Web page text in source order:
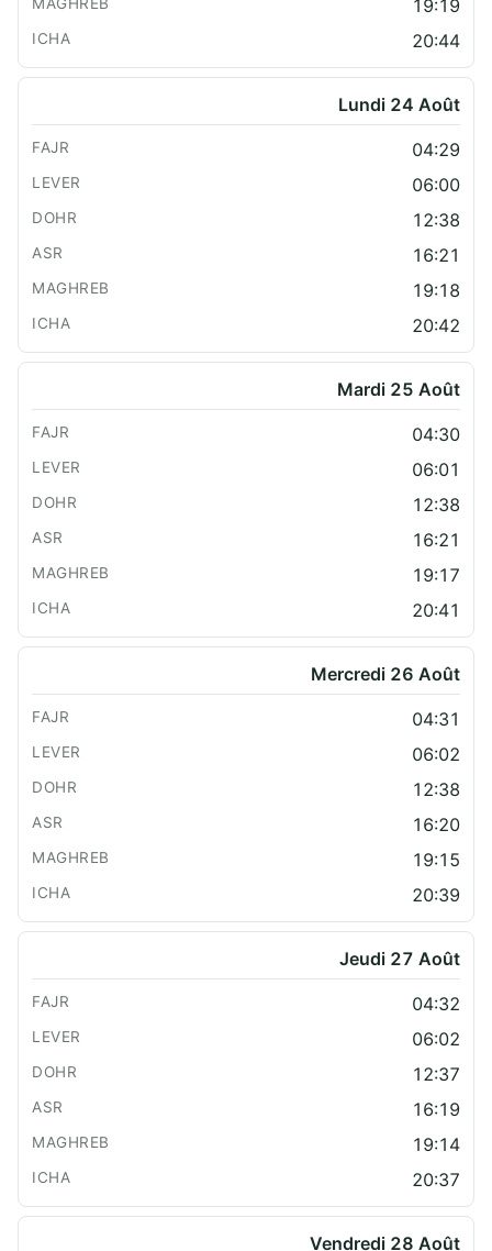
19:19
20:44
Lundi 24 Août
04:29
06:00
12:38
16:21
19:18
20:42
Mardi 25 Août
04:30
06:01
12:38
16:21
19:17
20:41
Mercredi 26 Août
04:31
06:02
12:38
16:20
19:15
20:39
Jeudi 27 Août
04:32
06:02
12:37
16:19
19:14
20:37
Vendredi 28 Août